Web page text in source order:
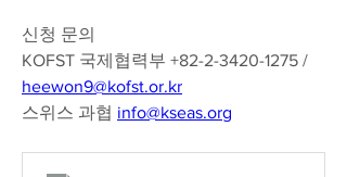
신청 문의
heewon9@kofst.or.kr
스위스 과협 info@kseas.org